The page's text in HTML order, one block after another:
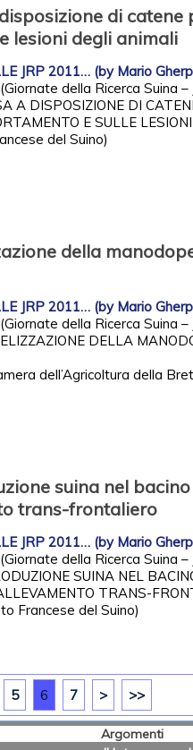
di catene
lesioni degli animali
JRP 2011… (by Mario
della Ricerca Suina
A DISPOSIZIONE DI
E SULLE
del Suino)
della
JRP 2011… (by Mario
della Ricerca Suina
DELLA
dell’Agricoltura della
suina nel
trans-frontaliero
JRP 2011… (by Mario
della Ricerca Suina
SUINA NEL
TRANS-
Francese del Suino)
5 6 7 > >>
Argomenti